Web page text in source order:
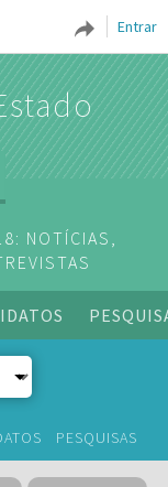
Entrar
NOTÍCIAS,
PESQUISAS